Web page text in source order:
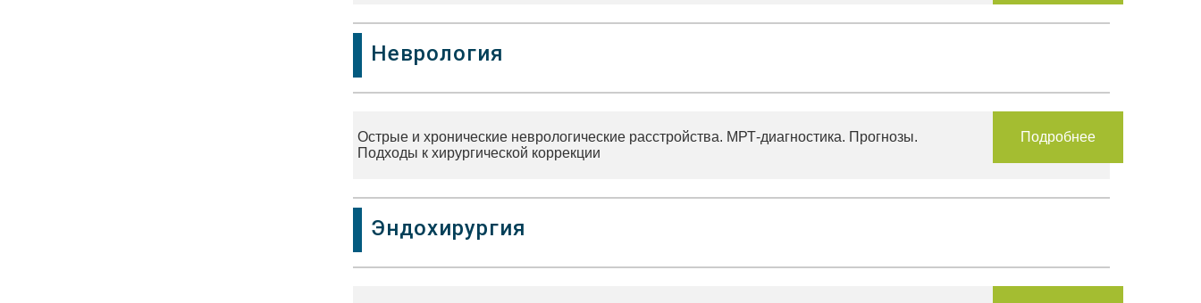
Неврология
Острые и хронические неврологические расстройства. МРТ-диагностика. Прогнозы.
Подходы к хирургической коррекции
Подробнее
Эндохирургия